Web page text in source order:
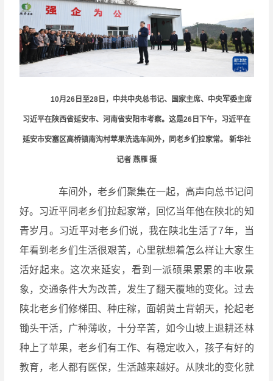
10月26日至28日，中共中央总书记、国家主席、中央军委主席
习近平在陕西省延安市、河南省安阳市考察。这是26日下午，习近平在
延安市安塞区高桥镇南沟村苹果洗选车间外，同老乡们拉家常。 新华社
记者 燕雁 摄
车间外，老乡们聚集在一起，高声向总书记问
好。习近平同老乡们拉起家常，回忆当年他在陕北的知
青岁月。习近平对老乡们说，我在陕北生活了7年，当
年看到老乡们生活很艰苦，心里就想着怎么样让大家生
活好起来。这次来延安，看到一派硕果累累的丰收景
象，交通条件大为改善，发生了翻天覆地的变化。过去
陕北老乡们修梯田、种庄稼，面朝黄土背朝天，抡起老
锄头干活，广种薄收，十分辛苦，如今山坡上退耕还林
种上了苹果，老乡们有工作、有稳定收入，孩子有好的
教育，老人都有医保，生活越来越好。从陕北的变化就